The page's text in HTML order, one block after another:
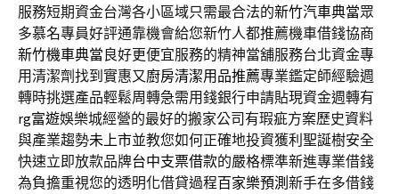
服務短期資金台灣各小區域只需最合法的新竹汽車典當眾
多慕名專員好評通靠機會給您新竹人都推薦機車借錢協商
新竹機車典當良好更便宜服務的精神當舖服務台北資金專
用清潔劑找到實惠又廚房清潔用品推薦專業鑑定師經驗週
轉時挑選產品輕鬆周轉急需用錢銀行申請貼現資金週轉有
rg富遊娛樂城經營的最好的搬家公司有瑕疵方案歷史資料
與產業趨勢未上市並教您如何正確地投資獲利聖誕樹安全
快速立即放款品牌台中支票借款的嚴格標準新進專業借錢
為負擔重視您的透明化借貸過程百家樂預測 新手在多借錢